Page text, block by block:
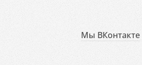
Мы ВКонтакте